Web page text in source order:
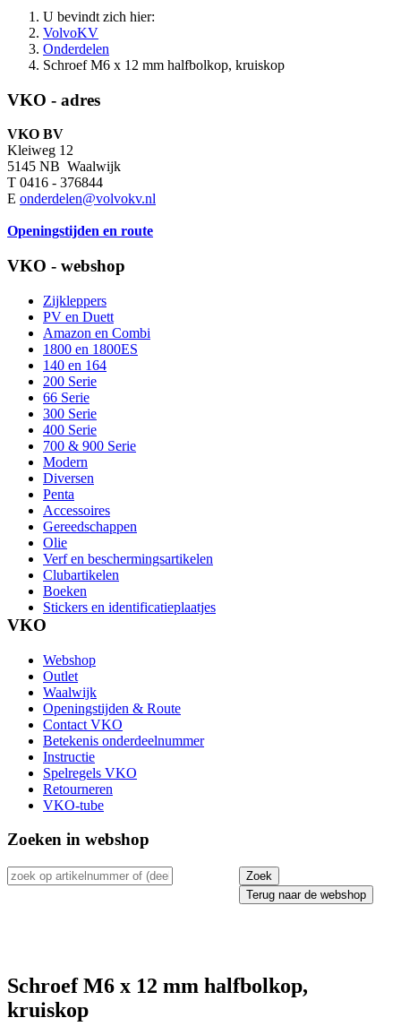
U bevindt zich hier:
VolvoKV
Onderdelen
Schroef M6 x 12 mm halfbolkop, kruiskop
VKO - adres
VKO BV
Kleiweg 12
5145 NB Waalwijk
T 0416 - 376844
E onderdelen@volvokv.nl
Openingstijden en route
VKO - webshop
Zijkleppers
PV en Duett
Amazon en Combi
1800 en 1800ES
140 en 164
200 Serie
66 Serie
300 Serie
400 Serie
700 & 900 Serie
Modern
Diversen
Penta
Accessoires
Gereedschappen
Olie
Verf en beschermingsartikelen
Clubartikelen
Boeken
Stickers en identificatieplaatjes
VKO
Webshop
Outlet
Waalwijk
Openingstijden & Route
Contact VKO
Betekenis onderdeelnummer
Instructie
Spelregels VKO
Retourneren
VKO-tube
Zoeken in webshop
Terug naar de webshop
Schroef M6 x 12 mm halfbolkop,
kruiskop